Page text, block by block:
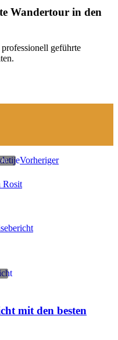
Wandertour in den
geführte
Vorheriger
Rosit
mit den besten